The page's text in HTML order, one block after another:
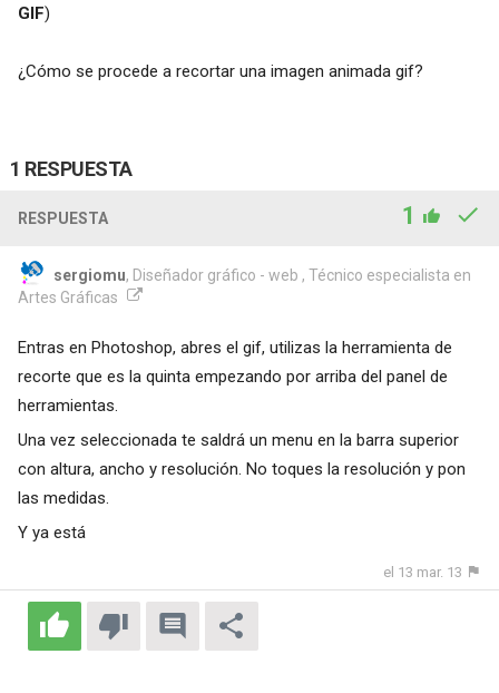
GIF)
¿Cómo se procede a recortar una imagen animada gif?
1 RESPUESTA
RESPUESTA 1
sergiomu, Diseñador gráfico - web , Técnico especialista en
Artes Gráficas
Entras en Photoshop, abres el gif, utilizas la herramienta de
recorte que es la quinta empezando por arriba del panel de
herramientas.
Una vez seleccionada te saldrá un menu en la barra superior
con altura, ancho y resolución. No toques la resolución y pon
las medidas.
Y ya está
el 13 mar. 13